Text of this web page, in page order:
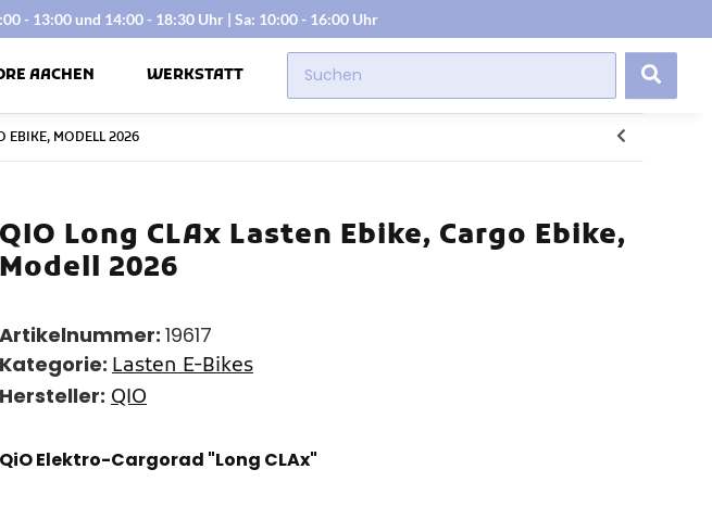
- 13:00 und 14:00 - 18:30 Uhr | Sa: 10:00 - 16:00 Uhr
AACHEN WERKSTATT
EBIKE, MODELL 2026
QIO Long CLAx Lasten Ebike, Cargo Ebike,
Modell 2026
Artikelnummer: 19617
Kategorie: Lasten E-Bikes
Hersteller: QIO
QiO Elektro-Cargorad "Long CLAx"